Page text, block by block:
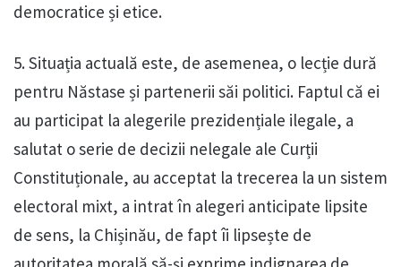
democratice și etice.
5. Situația actuală este, de asemenea, o lecție dură
pentru Năstase și partenerii săi politici. Faptul că ei
au participat la alegerile prezidențiale ilegale, a
salutat o serie de decizii nelegale ale Curții
Constituționale, au acceptat la trecerea la un sistem
electoral mixt, a intrat în alegeri anticipate lipsite
de sens, la Chișinău, de fapt îi lipsește de